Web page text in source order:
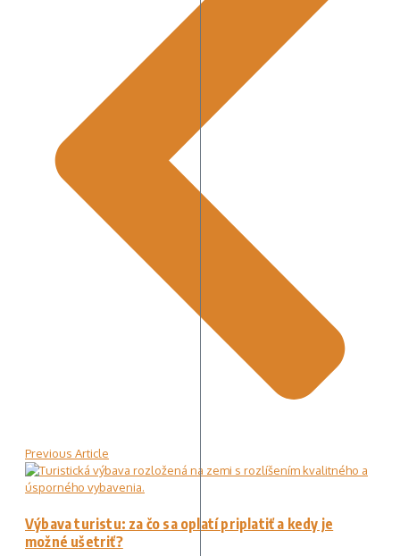
Previous Article
Výbava turistu: za čo sa oplatí priplatiť a kedy je
možné ušetriť?